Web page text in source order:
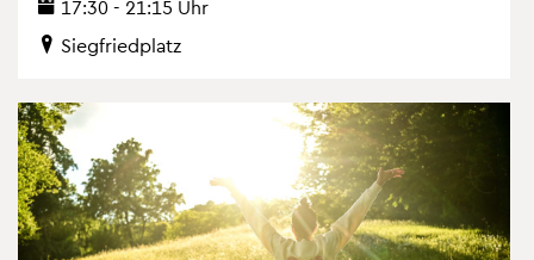
17:30 - 21:15 Uhr
Sieg­fried­platz